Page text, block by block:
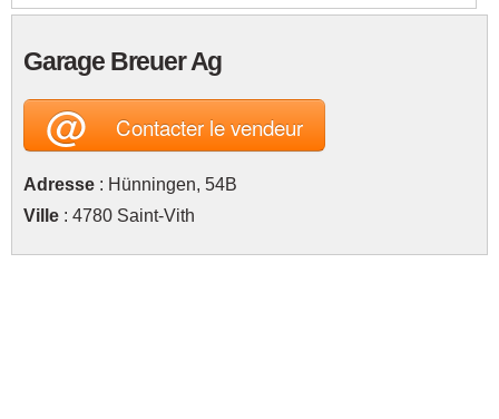
Garage Breuer Ag
@Contacter le vendeur
Adresse : Hünningen, 54B
Ville : 4780 Saint-Vith